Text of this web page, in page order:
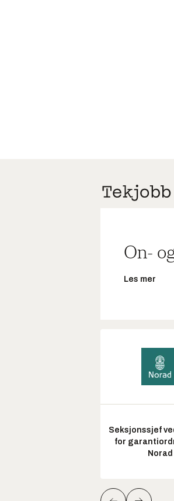
On-
Les mer
Seksjonssjef
for
Norad